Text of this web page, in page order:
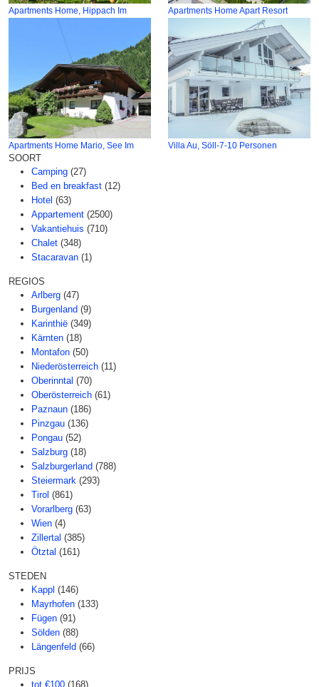
Apartments Home, Hippach Im Apartments Home Apart Resort
Apartments Home Mario, See Im Villa Au, Söll-7-10 Personen
SOORT
Camping (27)
Bed en breakfast (12)
Hotel (63)
Appartement (2500)
Vakantiehuis (710)
Chalet (348)
Stacaravan (1)
REGIOS
Arlberg (47)
Burgenland (9)
Karinthië (349)
Kärnten (18)
Montafon (50)
Niederösterreich (11)
Oberinntal (70)
Oberösterreich (61)
Paznaun (186)
Pinzgau (136)
Pongau (52)
Salzburg (18)
Salzburgerland (788)
Steiermark (293)
Tirol (861)
Vorarlberg (63)
Wien (4)
Zillertal (385)
Ötztal (161)
STEDEN
Kappl (146)
Mayrhofen (133)
Fügen (91)
Sölden (88)
Längenfeld (66)
PRIJS
tot €100 (168)